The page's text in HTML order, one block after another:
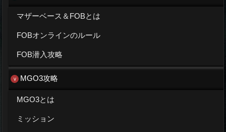
マザーベース＆FOBとは
FOBオンラインのルール
FOB潜入攻略
MGO3攻略
MGO3とは
ミッション